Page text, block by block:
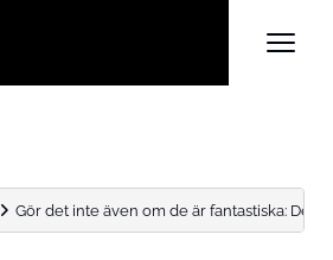
Gör det inte även om de är fantastiska: De